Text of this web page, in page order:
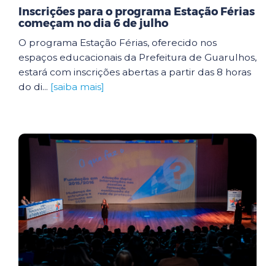
Inscrições para o programa Estação Férias
começam no dia 6 de julho
O programa Estação Férias, oferecido nos
espaços educacionais da Prefeitura de Guarulhos,
estará com inscrições abertas a partir das 8 horas
do di... [saiba mais]